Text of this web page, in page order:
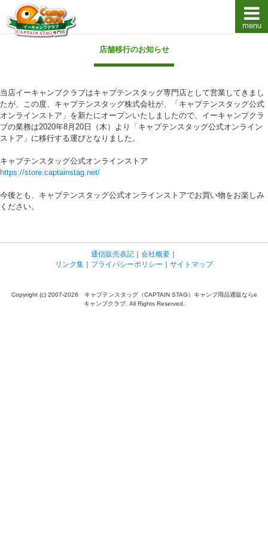
キャプテンスタッグキャンプ用品通販店【eキャンプ
menu
店舗移行のお知らせ
当店イーキャンプクラブはキャプテンスタッグ専門店として営業してきまし
たが、この度、キャプテンスタッグ株式会社が、「キャプテンスタッグ公式
オンラインストア」を新たにオープンいたしましたので、イーキャンプクラ
ブの業務は2020年8月20日（木）より「キャプテンスタッグ公式オンライン
ストア」に移行する運びとなりました。
キャプテンスタッグ公式オンラインストア
https://store.captainstag.net/
今後とも、キャプテンスタッグ公式オンラインストアでお買い物をお楽しみ
ください。
通信販売表記 ｜ 会社概要 ｜
リンク集 ｜ プライバシーポリシー ｜ サイトマップ
Copyright (c) 2007-2026 キャプテンスタッグ（CAPTAIN STAG）キャンプ用品通販ならe
キャンプクラブ. All Rights Reserved.